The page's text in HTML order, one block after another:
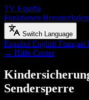
TV España
Funktionen Herunterladen
Switch Language
Español English Français
← Hilfe-Center
Sendersperre